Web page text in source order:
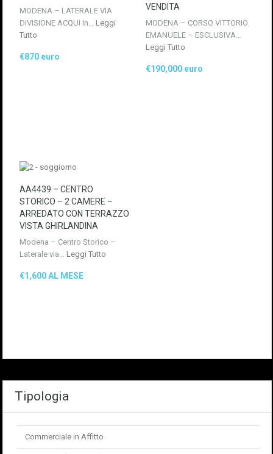
MODENA – LATERALE VIA
DIVISIONE ACQUI In… Leggi
Tutto
€870 euro
VENDITA
MODENA – CORSO VITTORIO
EMANUELE – ESCLUSIVA…
Leggi Tutto
€190,000 euro
AA4439 – CENTRO
STORICO – 2 CAMERE –
ARREDATO CON TERRAZZO
VISTA GHIRLANDINA
Modena – Centro Storico –
Laterale via… Leggi Tutto
€1,600 AL MESE
Tipologia
Commerciale in Affitto